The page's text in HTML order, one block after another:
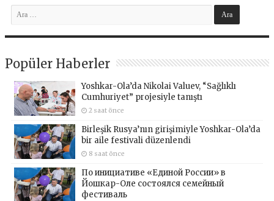
Popüler Haberler
Yoshkar-Ola’da Nikolai Valuev, “Sağlıklı
Cumhuriyet” projesiyle tanıştı
2 saat önce
Birleşik Rusya’nın girişimiyle Yoshkar-Ola’da
bir aile festivali düzenlendi
8 saat önce
По инициативе «Единой России» в
Йошкар-Оле состоялся семейный
фестиваль